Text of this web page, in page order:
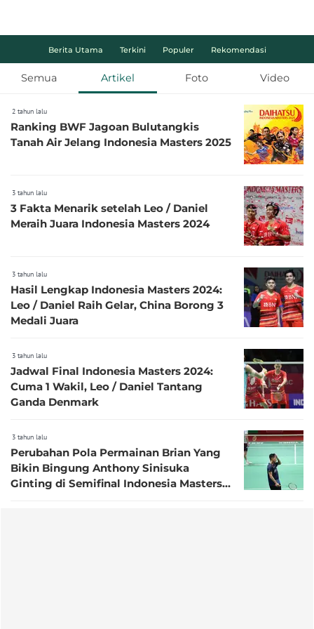
Berita Utama Terkini Populer Rekomendasi
Semua Artikel Foto Video
2 tahun lalu
Ranking BWF Jagoan Bulutangkis
Tanah Air Jelang Indonesia Masters 2025
3 tahun lalu
3 Fakta Menarik setelah Leo / Daniel
Meraih Juara Indonesia Masters 2024
3 tahun lalu
Hasil Lengkap Indonesia Masters 2024:
Leo / Daniel Raih Gelar, China Borong 3
Medali Juara
3 tahun lalu
Jadwal Final Indonesia Masters 2024:
Cuma 1 Wakil, Leo / Daniel Tantang
Ganda Denmark
3 tahun lalu
Perubahan Pola Permainan Brian Yang
Bikin Bingung Anthony Sinisuka
Ginting di Semifinal Indonesia Masters